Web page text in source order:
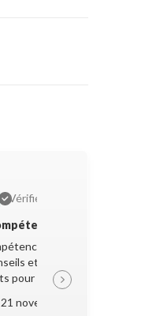
Vérifié
de la jeune
et très bon
pour le transport.
21 novembre 2024